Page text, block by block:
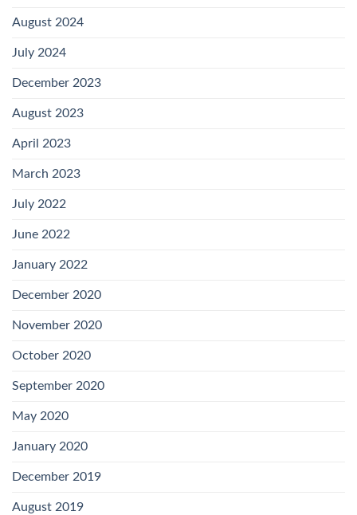
August 2024
July 2024
December 2023
August 2023
April 2023
March 2023
July 2022
June 2022
January 2022
December 2020
November 2020
October 2020
September 2020
May 2020
January 2020
December 2019
August 2019